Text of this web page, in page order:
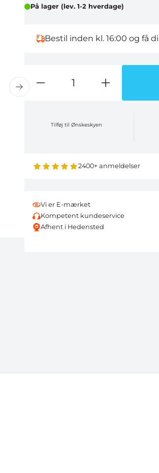
På lager (lev. 1-2 hverdage)
Bestil inden kl. 16:00 og få
Tilføj til Ønskeskyen
2400+ anmeldelser
Vi er E-mærket
Kompetent kundeservice
Afhent i Hedensted